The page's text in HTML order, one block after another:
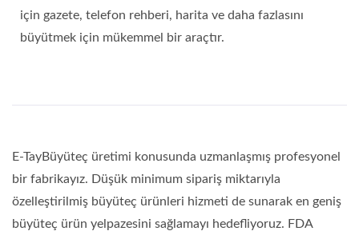
için gazete, telefon rehberi, harita ve daha fazlasını
büyütmek için mükemmel bir araçtır.
E-TayBüyüteç üretimi konusunda uzmanlaşmış profesyonel
bir fabrikayız. Düşük minimum sipariş miktarıyla
özelleştirilmiş büyüteç ürünleri hizmeti de sunarak en geniş
büyüteç ürün yelpazesini sağlamayı hedefliyoruz. FDA